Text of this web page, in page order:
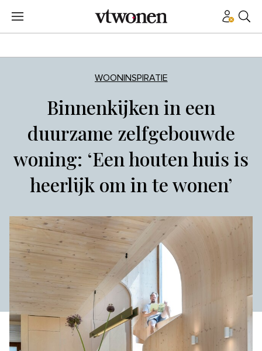
WOONINSPIRATIE
Binnenkijken in een
duurzame zelfgebouwde
woning: ‘Een houten huis is
heerlijk om in te wonen’